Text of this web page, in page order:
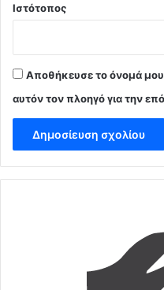
Ιστότοπος
Αποθήκευσε το όνομά
αυτόν τον πλοηγό για την